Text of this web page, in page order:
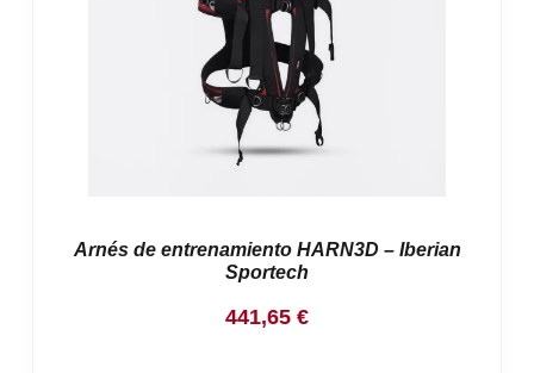
Arnés de entrenamiento HARN3D – Iberian
Sportech
441,65 €